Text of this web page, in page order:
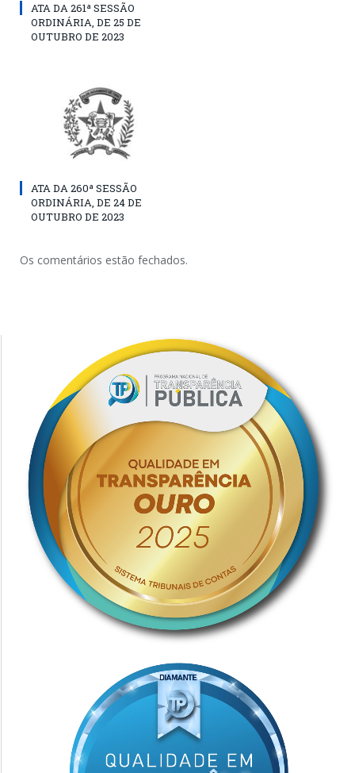
ATA DA 261ª SESSÃO
ORDINÁRIA, DE 25 DE
OUTUBRO DE 2023
ATA DA 260ª SESSÃO
ORDINÁRIA, DE 24 DE
OUTUBRO DE 2023
Os comentários estão fechados.